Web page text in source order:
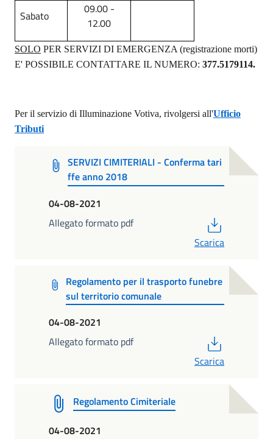
Sabato
09.00 -
12.00
SOLO PER SERVIZI DI EMERGENZA (registrazione morti)
E' POSSIBILE CONTATTARE IL NUMERO: 377.5179114.
Per il servizio di Illuminazione Votiva, rivolgersi all'Ufficio
Tributi
SERVIZI CIMITERIALI - Conferma tari
ffe anno 2018
04-08-2021
Allegato formato pdf
Scarica
Regolamento per il trasporto funebre
sul territorio comunale
04-08-2021
Allegato formato pdf
Scarica
Regolamento Cimiteriale
04-08-2021